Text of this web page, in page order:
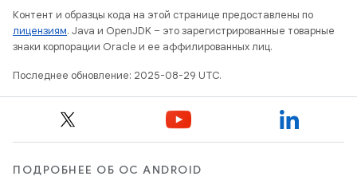
Контент и образцы кода на этой странице предоставлены по
лицензиям. Java и OpenJDK – это зарегистрированные товарные
знаки корпорации Oracle и ее аффилированных лиц.
Последнее обновление: 2025-08-29 UTC.
ПОДРОБНЕЕ ОБ ОС ANDROID